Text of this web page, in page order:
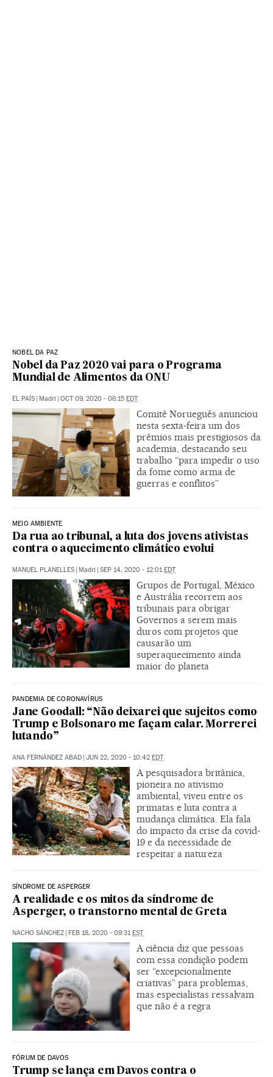
NOBEL DA PAZ
Nobel da Paz 2020 vai para o Programa
Mundial de Alimentos da ONU
EL PAÍS | Madri | OCT 09, 2020 - 06:15 EDT
Comitê Norueguês anunciou
nesta sexta-feira um dos
prêmios mais prestigiosos da
academia, destacando seu
trabalho “para impedir o uso
da fome como arma de
guerras e conflitos”
MEIO AMBIENTE
Da rua ao tribunal, a luta dos jovens ativistas
contra o aquecimento climático evolui
MANUEL PLANELLES | Madri | SEP 14, 2020 - 12:01EDT
Grupos de Portugal, México
e Austrália recorrem aos
tribunais para obrigar
Governos a serem mais
duros com projetos que
causarão um
superaquecimento ainda
maior do planeta
PANDEMIA DE CORONAVÍRUS
Jane Goodall: “Não deixarei que sujeitos como
Trump e Bolsonaro me façam calar. Morrerei
lutando”
ANA FERNÁNDEZ ABAD | JUN 22, 2020 - 10:42 EDT
A pesquisadora britânica,
pioneira no ativismo
ambiental, viveu entre os
primatas e luta contra a
mudança climática. Ela fala
do impacto da crise da covid-
19 e da necessidade de
respeitar a natureza
SÍNDROME DE ASPERGER
A realidade e os mitos da síndrome de
Asperger, o transtorno mental de Greta
NACHO SÁNCHEZ | FEB 18, 2020 - 09:31EST
A ciência diz que pessoas
com essa condição podem
ser “excepcionalmente
criativas” para problemas,
mas especialistas ressalvam
que não é a regra
FÓRUM DE DAVOS
Trump se lança em Davos contra o